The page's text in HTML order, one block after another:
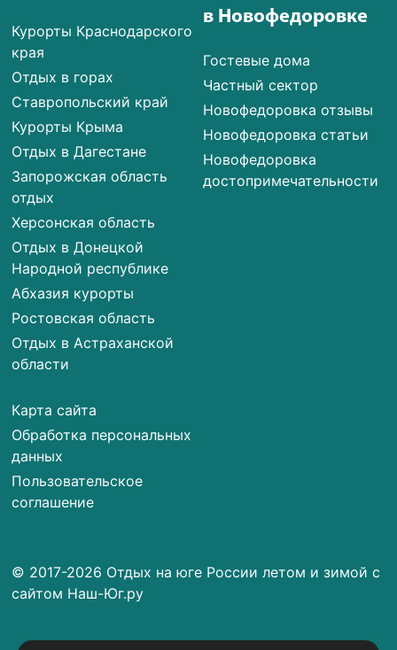
Курорты Краснодарского
края
Отдых в горах
Ставропольский край
Курорты Крыма
Отдых в Дагестане
Запорожская область
отдых
Херсонская область
Отдых в Донецкой
Народной республике
Абхазия курорты
Ростовская область
Отдых в Астраханской
области
Карта сайта
Обработка персональных
данных
Пользовательское
соглашение
в Новофедоровке
Гостевые дома
Частный сектор
Новофедоровка отзывы
Новофедоровка статьи
Новофедоровка
достопримечательности
© 2017-2026 Отдых на юге России летом и зимой с
сайтом Наш-Юг.ру